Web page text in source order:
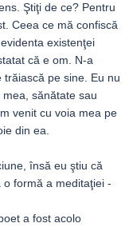
Ştiţi de ce? Pentru
Ceea ce mă confiscă
existenţei
că e om. N-a
trăiască pe sine. Eu nu
sănătate sau
venit cu voia mea pe
din ea.
însă eu ştiu că
formă a meditaţiei -
a fost acolo